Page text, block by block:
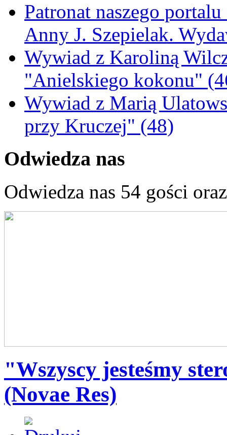
Patronat naszego
Anny J. Szepielak.
Wywiad z Karoliną
"Anielskiego kokonu"
Wywiad z Marią
przy Kruczej" (48)
Odwiedza nas
Odwiedza nas 54 gości
"Wszyscy jesteśmy
(Novae Res)